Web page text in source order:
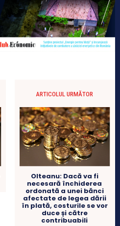
ARTICOLUL URMĂTOR
Olteanu: Dacă va fi
necesară închiderea
ordonată a unei bănci
afectate de legea dării
în plată, costurile se vor
duce și către
contribuabili